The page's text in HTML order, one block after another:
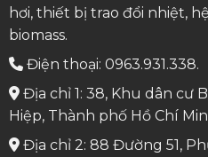
hơi, thiết bị trao đổi nhiệt,
biomass.
Điện thoại: 0963.931.338.
Địa chỉ 1: 38, Khu dân cư
Hiệp, Thành phố Hồ Chí
Địa chỉ 2: 88 Đường 51,